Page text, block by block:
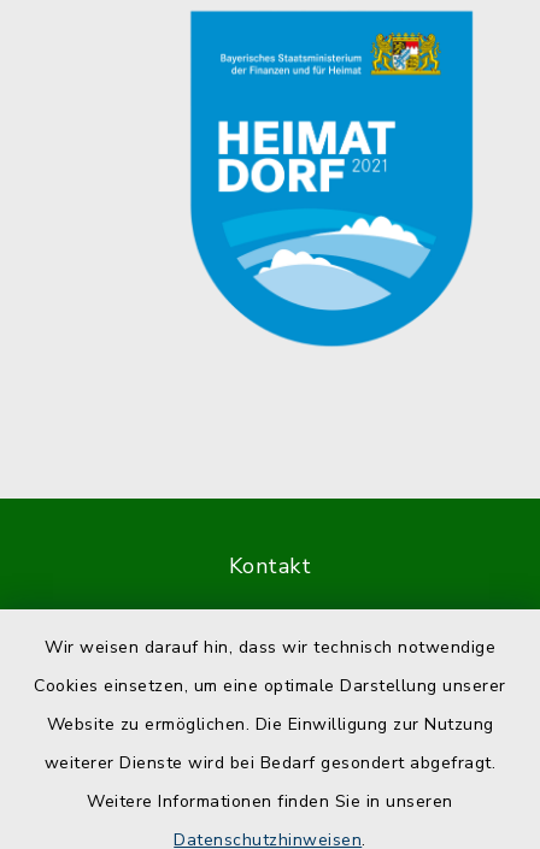
Wir weisen darauf hin, dass wir technisch notwendige
Cookies einsetzen, um eine optimale Darstellung unserer
Website zu ermöglichen. Die Einwilligung zur Nutzung
weiterer Dienste wird bei Bedarf gesondert abgefragt.
Weitere Informationen finden Sie in unseren
Datenschutzhinweisen.
Kontakt
Datenschutz
Impressum
Sitemap